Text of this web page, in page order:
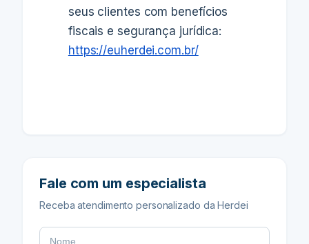
seus clientes com benefícios
fiscais e segurança jurídica:
https://euherdei.com.br/
Fale com um especialista
Receba atendimento personalizado da Herdei